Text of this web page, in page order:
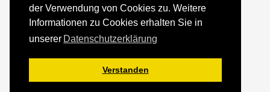
der Verwendung von Cookies zu. Weitere
Informationen zu Cookies erhalten Sie in
unserer Datenschutzerklärung
Verstanden
Förderer und Partner Kontakt
Datenschutz